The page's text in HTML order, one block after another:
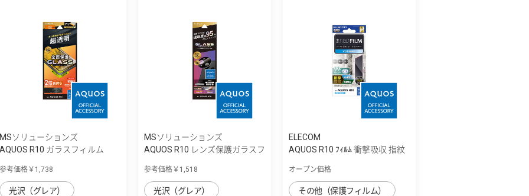
MSソリューションズ
AQUOS R10 ガラスフィルム
参考価格￥1,738
光沢（グレア）
MSソリューションズ
AQUOS R10 レンズ保護ガラスフ
参考価格￥1,518
光沢（グレア）
ELECOM
AQUOS R10 ﾌｨﾙﾑ 衝撃吸収 指紋
オープン価格
その他（保護フィルム）